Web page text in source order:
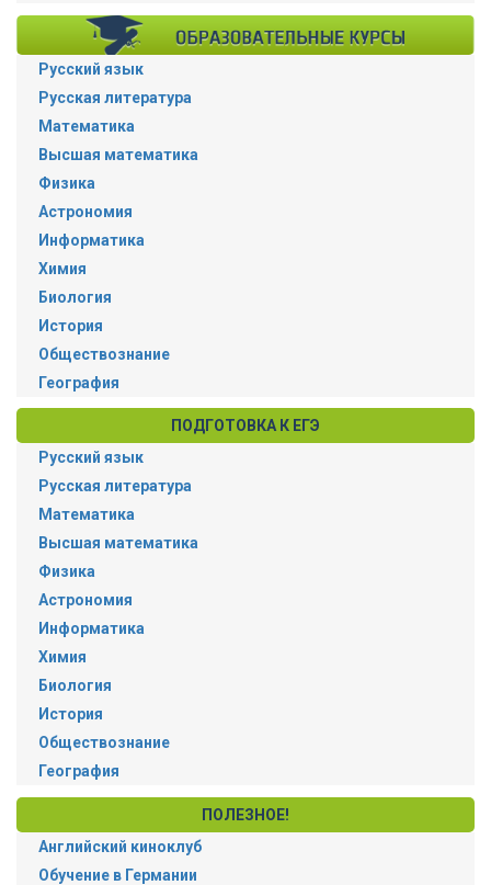
Русский язык
Русская литература
Математика
Высшая математика
Физика
Астрономия
Информатика
Химия
Биология
История
Обществознание
География
ПОДГОТОВКА К ЕГЭ
Русский язык
Русская литература
Математика
Высшая математика
Физика
Астрономия
Информатика
Химия
Биология
История
Обществознание
География
ПОЛЕЗНОЕ!
Английский киноклуб
Обучение в Германии